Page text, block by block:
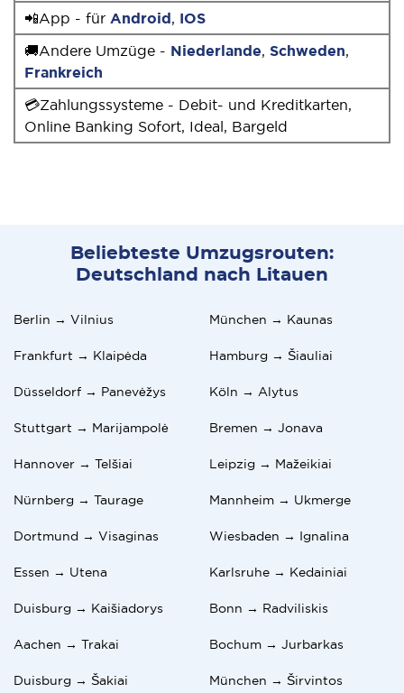
📲App - für Android, IOS
🚚Andere Umzüge - Niederlande, Schweden,
Frankreich
💳Zahlungssysteme - Debit- und Kreditkarten,
Online Banking Sofort, Ideal, Bargeld
Beliebteste Umzugsrouten:
Deutschland nach Litauen
Berlin → Vilnius München → Kaunas
Frankfurt → Klaipėda Hamburg → Šiauliai
Düsseldorf → Panevėžys Köln → Alytus
Stuttgart → Marijampolė Bremen → Jonava
Hannover → Telšiai Leipzig → Mažeikiai
Nürnberg → Taurage Mannheim → Ukmerge
Dortmund → Visaginas Wiesbaden → Ignalina
Essen → Utena Karlsruhe → Kedainiai
Duisburg → Kaišiadorys Bonn → Radviliskis
Aachen → Trakai Bochum → Jurbarkas
Duisburg → Šakiai München → Širvintos